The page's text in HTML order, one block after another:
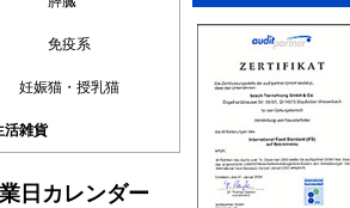
免疫系
妊娠猫・授乳猫
活雑貨
日カレンダー